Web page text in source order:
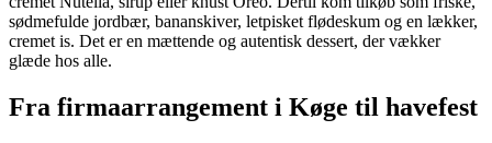
sødmefulde jordbær, bananskiver, letpisket flødeskum og en lækker,
cremet is. Det er en mættende og autentisk dessert, der vækker
glæde hos alle.
Fra firmaarrangement i Køge til havefest